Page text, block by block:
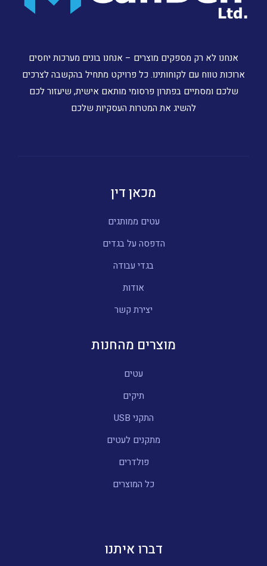
אנחנו לא רק מספקים מוצרים – אנחנו בונים מערכות יחסים
ארוכות טווח עם לקוחותינו. כל פרויקט מתחיל בהקשבה לצרכים
שלכם ומסתיים בפתרון פרסומי מותאם אישית, שיעזור לכם
להשיג את המטרות העסקיות שלכם
מכאן דין
עטים ממותגים
הדפסה על בגדים
בגדי עבודה
אודות
יצירת קשר
מוצרים מהחנות
עטים
תיקים
התקני USB
מתקנים לעטים
פולדרים
כל המוצרים
דברו איתנו